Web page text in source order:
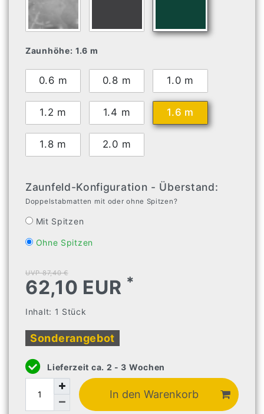
Zaunhöhe: 1.6 m
0.6 m 0.8 m 1.0 m
1.2 m 1.4 m 1.6 m
1.8 m 2.0 m
Zaunfeld-Konfiguration - Überstand:
Doppelstabmatten mit oder ohne Spitzen?
Mit Spitzen
Ohne Spitzen
UVP 87,40 €
62,10 EUR *
Inhalt: 1 Stück
Sonderangebot
Lieferzeit ca. 2 - 3 Wochen
In den Warenkorb